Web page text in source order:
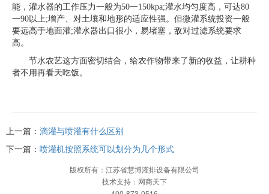
能，灌水器的工作压力一般为50一150kpa;灌水均匀度高，可达80
一90以上;增产、对土壤和地形的适应性强。但微灌系统投资一般
要远高于地面灌;灌水器出口很小，易堵塞，敌对过滤系统要求
高。
节水农艺这方面密切结合，给农作物带来了新的收益，让耕种
者不用再看天吃饭。
上一篇： 滴灌与喷灌有什么区别
下一篇： 喷灌机按照系统可以划分为几个形式
版权所有：江苏省慧博灌排设备有限公司
技术支持：网商天下